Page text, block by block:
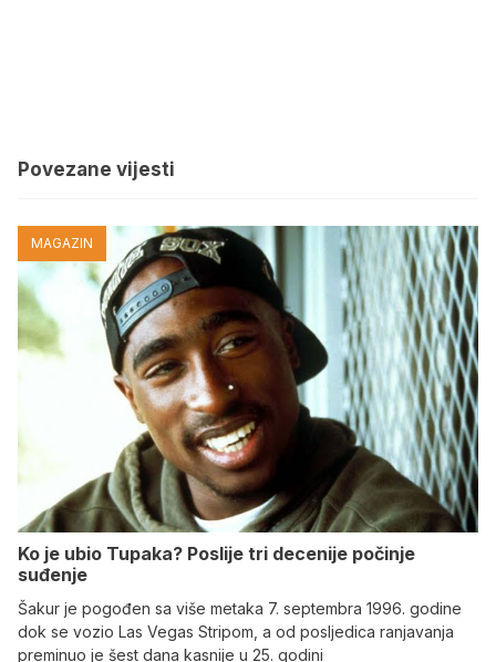
Povezane vijesti
MAGAZIN
Ko je ubio Tupaka? Poslije tri decenije počinje
suđenje
Šakur je pogođen sa više metaka 7. septembra 1996. godine
dok se vozio Las Vegas Stripom, a od posljedica ranjavanja
preminuo je šest dana kasnije u 25. godini